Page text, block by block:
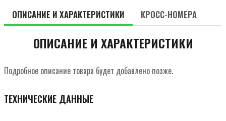
ОПИСАНИЕ И ХАРАКТЕРИСТИКИ КРОСС-НОМЕРА
ОПИСАНИЕ И ХАРАКТЕРИСТИКИ
Подробное описание товара будет добавлено позже.
ТЕХНИЧЕСКИЕ ДАННЫЕ